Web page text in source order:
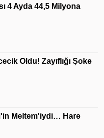
4 Ayda 44,5 Milyona
Oldu! Zayıflığı Şoke
Meltem'iydi… Hare